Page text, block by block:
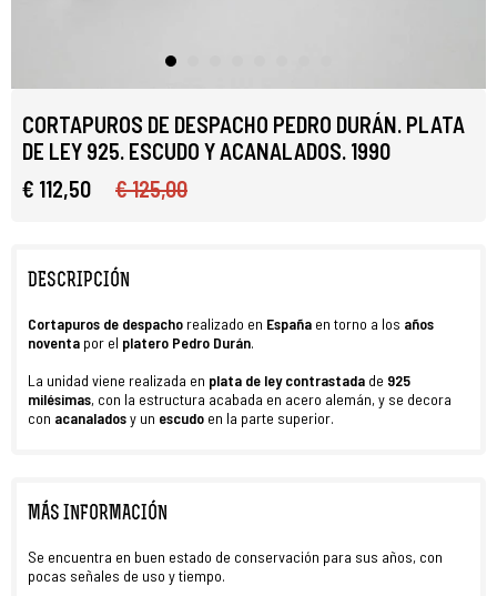
CORTAPUROS DE DESPACHO PEDRO DURÁN. PLATA
DE LEY 925. ESCUDO Y ACANALADOS. 1990
€ 112,50
€ 125,00
DESCRIPCIÓN
Cortapuros de despacho realizado en España en torno a los años
noventa por el platero Pedro Durán.
La unidad viene realizada en plata de ley contrastada de 925
milésimas, con la estructura acabada en acero alemán, y se decora
con acanaladosy un escudo en la parte superior.
MÁS INFORMACIÓN
Se encuentra en buen estado de conservación para sus años, con
pocas señales de uso y tiempo.